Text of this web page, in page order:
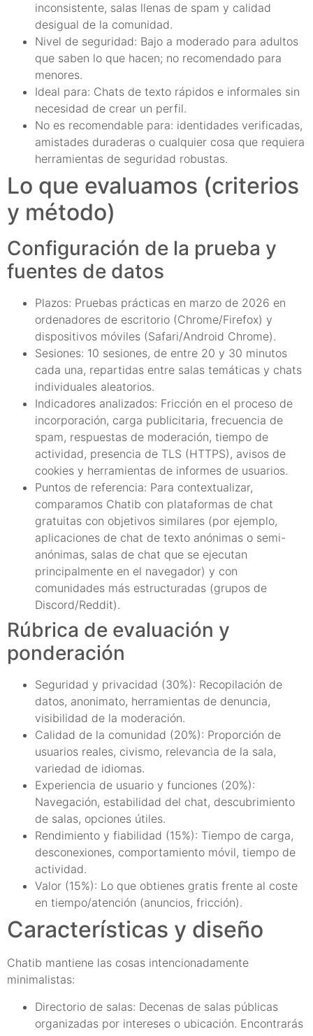
inconsistente, salas llenas de spam y calidad
desigual de la comunidad.
Nivel de seguridad: Bajo a moderado para adultos
que saben lo que hacen; no recomendado para
menores.
Ideal para: Chats de texto rápidos e informales sin
necesidad de crear un perfil.
No es recomendable para: identidades verificadas,
amistades duraderas o cualquier cosa que requiera
herramientas de seguridad robustas.
Lo que evaluamos (criterios
y método)
Configuración de la prueba y
fuentes de datos
Plazos: Pruebas prácticas en marzo de 2026 en
ordenadores de escritorio (Chrome/Firefox) y
dispositivos móviles (Safari/Android Chrome).
Sesiones: 10 sesiones, de entre 20 y 30 minutos
cada una, repartidas entre salas temáticas y chats
individuales aleatorios.
Indicadores analizados: Fricción en el proceso de
incorporación, carga publicitaria, frecuencia de
spam, respuestas de moderación, tiempo de
actividad, presencia de TLS (HTTPS), avisos de
cookies y herramientas de informes de usuarios.
Puntos de referencia: Para contextualizar,
comparamos Chatib con plataformas de chat
gratuitas con objetivos similares (por ejemplo,
aplicaciones de chat de texto anónimas o semi-
anónimas, salas de chat que se ejecutan
principalmente en el navegador) y con
comunidades más estructuradas (grupos de
Discord/Reddit).
Rúbrica de evaluación y
ponderación
Seguridad y privacidad (30%): Recopilación de
datos, anonimato, herramientas de denuncia,
visibilidad de la moderación.
Calidad de la comunidad (20%): Proporción de
usuarios reales, civismo, relevancia de la sala,
variedad de idiomas.
Experiencia de usuario y funciones (20%):
Navegación, estabilidad del chat, descubrimiento
de salas, opciones útiles.
Rendimiento y fiabilidad (15%): Tiempo de carga,
desconexiones, comportamiento móvil, tiempo de
actividad.
Valor (15%): Lo que obtienes gratis frente al coste
en tiempo/atención (anuncios, fricción).
Características y diseño
Chatib mantiene las cosas intencionadamente
minimalistas:
Directorio de salas: Decenas de salas públicas
organizadas por intereses o ubicación. Encontrarás